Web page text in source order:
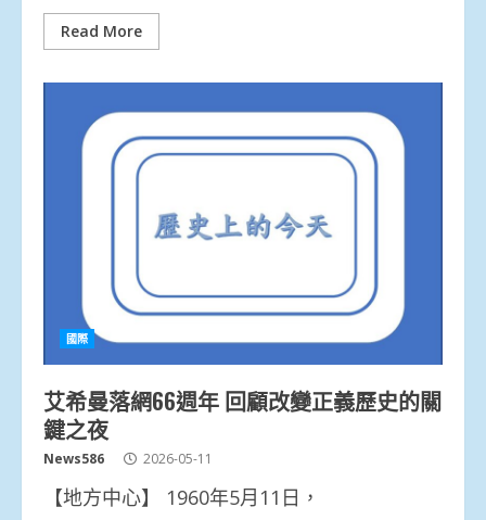
Read More
國際
艾希曼落網66週年 回顧改變正義歷史的關
鍵之夜
News586 2026-05-11
【地方中心】 1960年5月11日，